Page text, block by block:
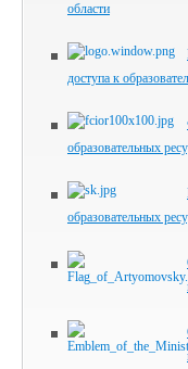
области
доступа к
образовательных
образовательных